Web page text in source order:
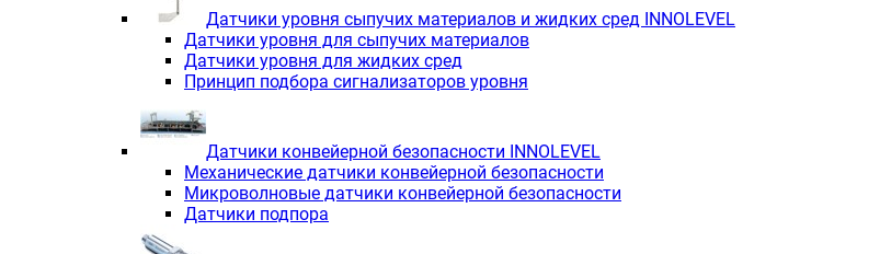
Датчики уровня сыпучих материалов и жидких сред INNOLEVEL
Датчики уровня для сыпучих материалов
Датчики уровня для жидких сред
Принцип подбора сигнализаторов уровня
Датчики конвейерной безопасности INNOLEVEL
Механические датчики конвейерной безопасности
Микроволновые датчики конвейерной безопасности
Датчики подпора